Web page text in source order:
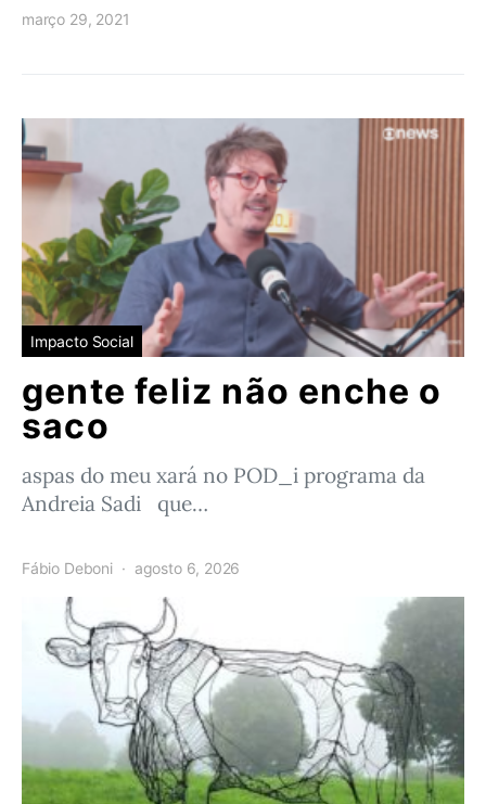
março 29, 2021
Impacto Social
gente feliz não enche o
saco
aspas do meu xará no POD_i programa da
Andreia Sadi que…
Fábio Deboni agosto 6, 2026